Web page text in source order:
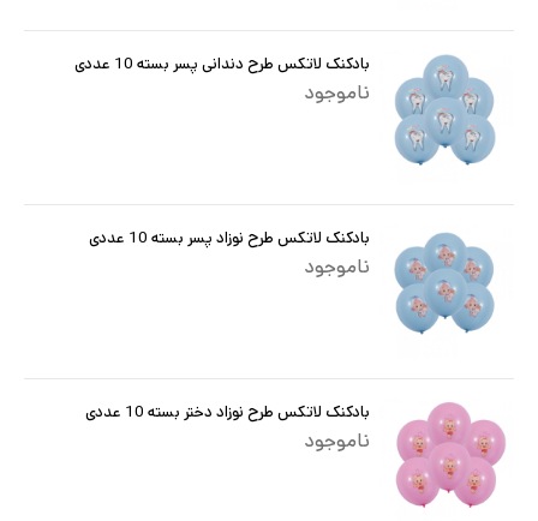
بادکنک لاتکس طرح دندانی پسر بسته 10 عددی
ناموجود
بادکنک لاتکس طرح نوزاد پسر بسته 10 عددی
ناموجود
بادکنک لاتکس طرح نوزاد دختر بسته 10 عددی
ناموجود